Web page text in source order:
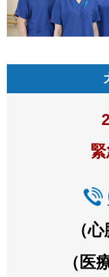
（
（医